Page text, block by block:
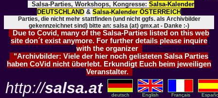
Salsa-Parties, Workshops, Kongresse: Salsa-Kalender
DEUTSCHLAND & Salsa-Kalender ÖSTERREICH
Parties, die nicht mehr stattfinden (und nicht ggfs. als Archivbilder
gekennzeichnet sind) bitte an: salsa (at) gmx.at - Danke :-)
Due to Covid, many of the Salsa-Parties listed on this web
site don´t exist anymore. For further details please inquire
with the organizer
"Archivbilder: Viele der hier noch gelisteten Salsa Parties
haben CoVid nicht überlebt. Erkundigt Euch beim jeweiligen
Veranstalter.
http://salsa.at deutsch English Français